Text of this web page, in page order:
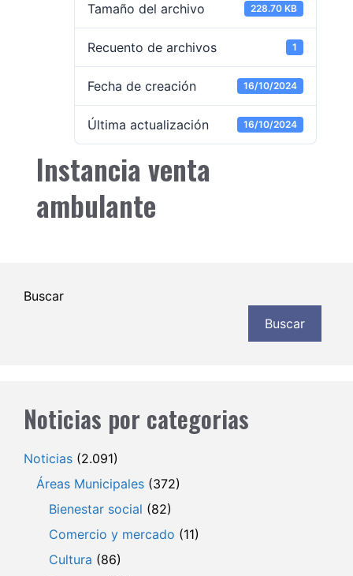
Tamaño del archivo 228.70 KB
Recuento de archivos 1
Fecha de creación 16/10/2024
Última actualización 16/10/2024
Instancia venta
ambulante
Buscar
Buscar
Noticias por categorias
Noticias (2.091)
Áreas Municipales (372)
Bienestar social (82)
Comercio y mercado (11)
Cultura (86)